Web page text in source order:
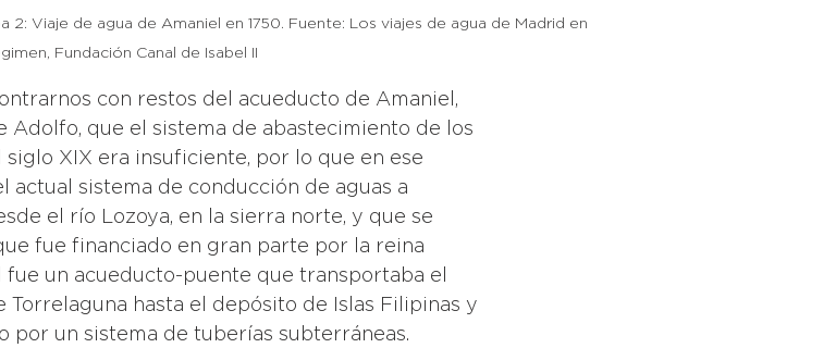
2: Viaje de agua de Amaniel en 1750. Fuente: Los viajes de agua de Madrid en
Fundación Canal de Isabel II
Adolfo, que el sistema de abastecimiento de los
XIX era insuficiente, por lo que en ese
actual sistema de conducción de aguas a
el río Lozoya, en la sierra norte, y que se
fue financiado en gran parte por la reina
fue un acueducto-puente que transportaba el
hasta el depósito de Islas Filipinas y
por un sistema de tuberías subterráneas.